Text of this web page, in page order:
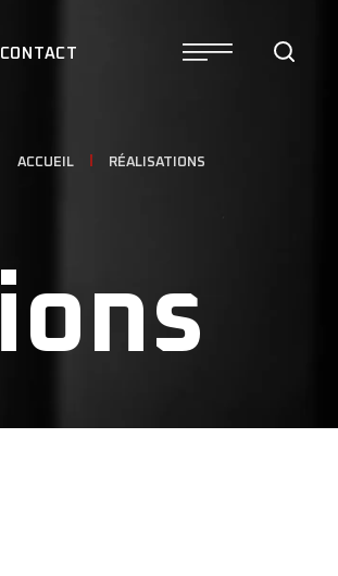
CONTACT
ACCUEIL RÉALISATIONS